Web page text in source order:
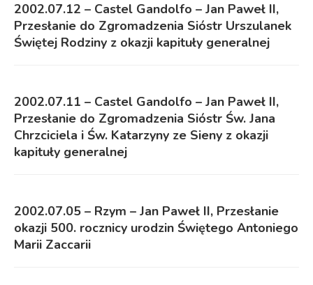
2002.07.12 – Castel Gandolfo – Jan Paweł II,
Przesłanie do Zgromadzenia Sióstr Urszulanek
Świętej Rodziny z okazji kapituły generalnej
2002.07.11 – Castel Gandolfo – Jan Paweł II,
Przesłanie do Zgromadzenia Sióstr Św. Jana
Chrzciciela i Św. Katarzyny ze Sieny z okazji
kapituły generalnej
2002.07.05 – Rzym – Jan Paweł II, Przesłanie
okazji 500. rocznicy urodzin Świętego Antoniego
Marii Zaccarii